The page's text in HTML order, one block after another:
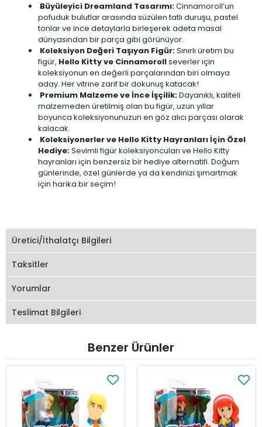
Büyüleyici Dreamland Tasarımı:Cinnamoroll’un
pofuduk bulutlar arasında süzülen tatlı duruşu, pastel
tonlar ve ince detaylarla birleşerek adeta masal
dünyasından bir parça gibi görünüyor.
Koleksiyon Değeri Taşıyan Figür:Sınırlı üretim bu
figür, Hello Kitty ve Cinnamorollseverler için
koleksiyonun en değerli parçalarından biri olmaya
aday. Her vitrine zarif bir dokunuş katacak!
Premium Malzeme ve İnce İşçilik:Dayanıklı, kaliteli
malzemeden üretilmiş olan bu figür, uzun yıllar
boyunca koleksiyonunuzun en göz alıcı parçası olarak
kalacak.
Koleksiyonerler ve Hello Kitty Hayranları İçin Özel
Hediye:Sevimli figür koleksiyoncuları ve Hello Kitty
hayranları için benzersiz bir hediye alternatifi. Doğum
günlerinde, özel günlerde ya da kendinizi şımartmak
için harika bir seçim!
Üretici/İthalatçı Bilgileri
Taksitler
Yorumlar
Teslimat Bilgileri
Benzer Ürünler